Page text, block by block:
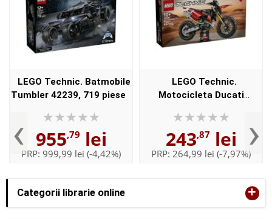
Categorii librarie online +
‹
LEGO Technic. Batmobile
Tumbler 42239, 719 piese
955,79 lei
PRP: 999,99 lei (-4,42%)
LEGO Technic.
Motocicleta Ducati
uzina 42238, 457 piese
243,87lei
PRP: 264,99 lei (-7,97%)›